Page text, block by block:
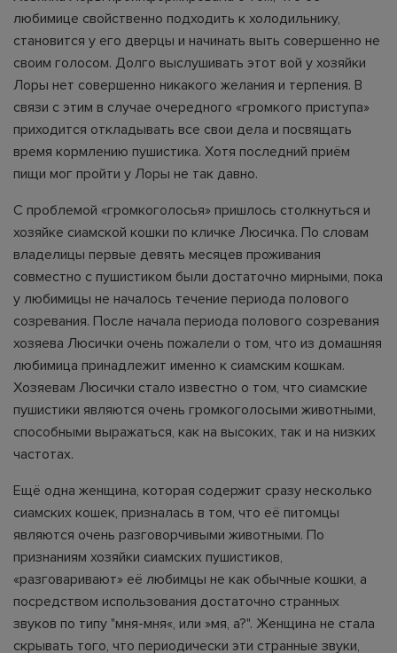
любимице свойственно подходить к холодильнику,
становится у его дверцы и начинать выть совершенно не
своим голосом. Долго выслушивать этот вой у хозяйки
Лоры нет совершенно никакого желания и терпения. В
связи с этим в случае очередного «громкого приступа»
приходится откладывать все свои дела и посвящать
время кормлению пушистика. Хотя последний приём
пищи мог пройти у Лоры не так давно.
С проблемой «громкоголосья» пришлось столкнуться и
хозяйке сиамской кошки по кличке Люсичка. По словам
владелицы первые девять месяцев проживания
совместно с пушистиком были достаточно мирными, пока
у любимицы не началось течение периода полового
созревания. После начала периода полового созревания
хозяева Люсички очень пожалели о том, что из домашняя
любимица принадлежит именно к сиамским кошкам.
Хозяевам Люсички стало известно о том, что сиамские
пушистики являются очень громкоголосыми животными,
способными выражаться, как на высоких, так и на низких
частотах.
Ещё одна женщина, которая содержит сразу несколько
сиамских кошек, призналась в том, что её питомцы
являются очень разговорчивыми животными. По
признаниям хозяйки сиамских пушистиков,
«разговаривают» её любимцы не как обычные кошки, а
посредством использования достаточно странных
звуков по типу "мня-мня«, или »мя, а?". Женщина не стала
скрывать того, что периодически эти странные звуки,